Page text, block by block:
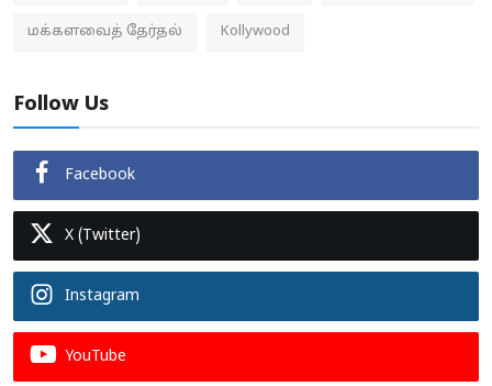
மக்களவைத் தேர்தல் Kollywood
Follow Us
Facebook
X (Twitter)
Instagram
YouTube